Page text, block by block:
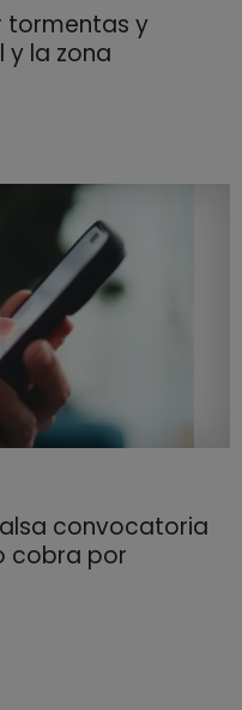
tormentas y
y la zona
convocatoria
cobra por